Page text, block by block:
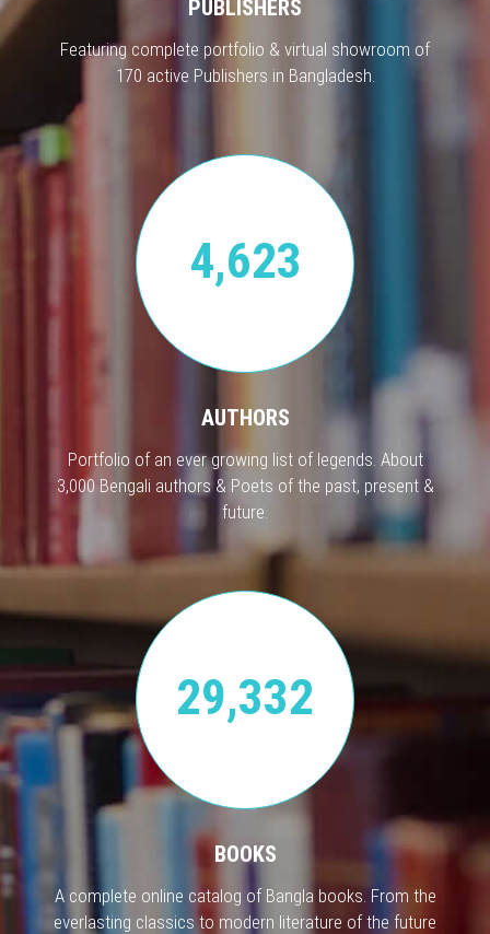
PUBLISHERS
Featuring complete portfolio & virtual showroom of
170 active Publishers in Bangladesh.
4,623
AUTHORS
Portfolio of an ever growing list of legends. About
3,000 Bengali authors & Poets of the past, present &
future.
29,332
BOOKS
A complete online catalog of Bangla books. From the
everlasting classics to modern literature of the future